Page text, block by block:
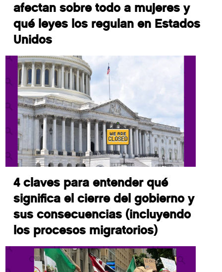
afectan sobre todo a mujeres y
qué leyes los regulan en Estados
Unidos
4 claves para entender qué
significa el cierre del gobierno y
sus consecuencias (incluyendo
los procesos migratorios)